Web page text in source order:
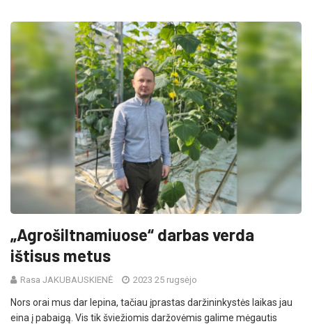
„Agrošiltnamiuose“ darbas verda
ištisus metus
Rasa JAKUBAUSKIENĖ 2023 25 rugsėjo
Nors orai mus dar lepina, tačiau įprastas daržininkystės laikas jau
eina į pabaigą. Vis tik šviežiomis daržovėmis galime mėgautis